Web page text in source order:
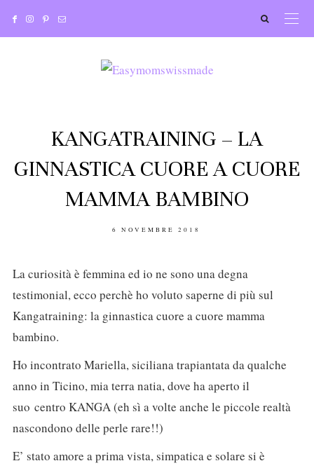
KANGATRAINING – LA
GINNASTICA CUORE A CUORE
MAMMA BAMBINO
POSTED
6 NOVEMBRE 2018
La curiosità è femmina ed io ne sono una degna
testimonial, ecco perchè ho voluto saperne di più sul
Kangatraining: la ginnastica cuore a cuore mamma
bambino.
Ho incontrato Mariella, siciliana trapiantata da qualche
anno in Ticino, mia terra natia, dove ha aperto il
suo centro KANGA (eh sì a volte anche le piccole realtà
nascondono delle perle rare!!)
E’ stato amore a prima vista, simpatica e solare si è